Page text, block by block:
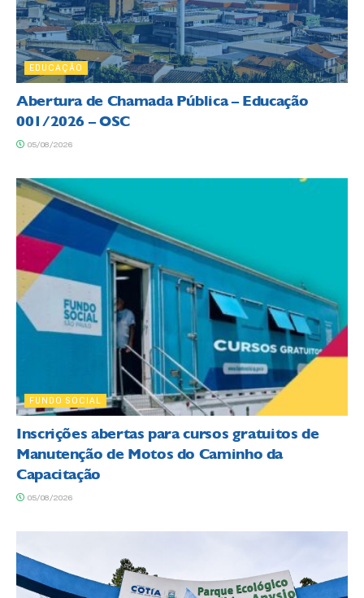
EDUCAÇÃO
Abertura de Chamada Pública – Educação
001/2026 – OSC
05/08/2026
FUNDO SOCIAL
Inscrições abertas para cursos gratuitos de
Manutenção de Motos do Caminho da
Capacitação
05/08/2026